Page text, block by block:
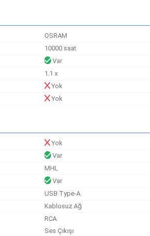
OSRAM
10000 saat
Var
1.1 x
Yok
Yok
Yok
Var
MHL
Var
USB Type-A
Kablosuz Ağ
RCA
Ses Çıkışı